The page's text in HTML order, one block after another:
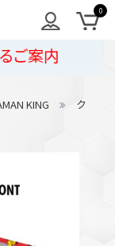
内
KING
ク